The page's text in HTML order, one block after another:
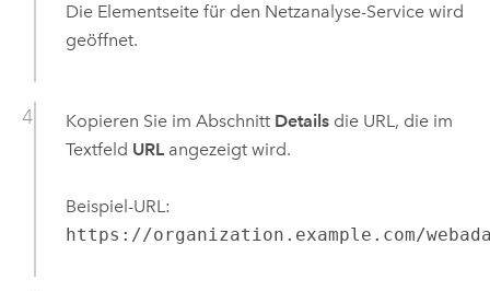
Die Elementseite für den Netzanalyse-Service wird
geöffnet.
Kopieren Sie im Abschnitt Detailsdie URL, die im
Textfeld URLangezeigt wird.
Beispiel-URL:
https://organization.example.com/